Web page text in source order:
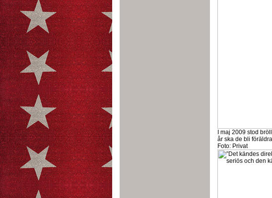
I maj 2009 stod
år ska de bli
Foto: Privat